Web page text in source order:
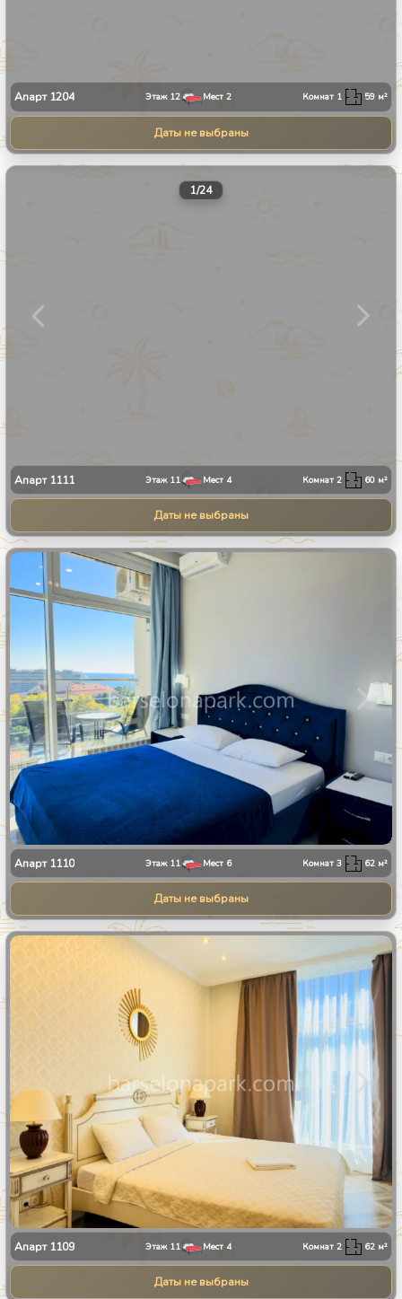
Апарт 1204 Этаж 12 Мест 2 Комнат 1 59 м²
Даты не выбраны
1/24
Апарт 1111 Этаж 11 Мест 4 Комнат2 60 м²
Даты не выбраны
1/8
Апарт 1110 Этаж 11 Мест 6 Комнат3 62 м²
Даты не выбраны
Апарт 1109 Этаж 11 Мест 4 Комнат2 62 м²
Даты не выбраны